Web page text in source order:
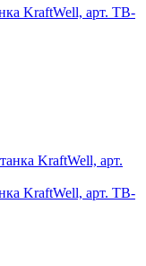
KraftWell, арт. TB-
KraftWell, арт. TB-